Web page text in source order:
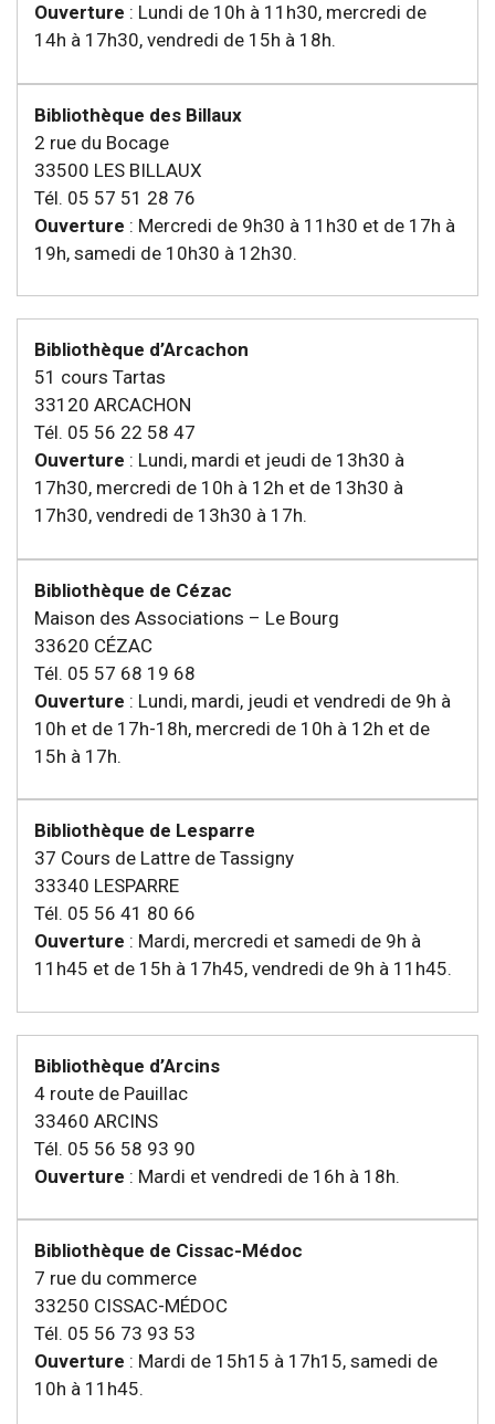
Ouverture : Lundi de 10h à 11h30, mercredi de
14h à 17h30, vendredi de 15h à 18h.
Bibliothèque des Billaux
2 rue du Bocage
33500 LES BILLAUX
Tél. 05 57 51 28 76
Ouverture : Mercredi de 9h30 à 11h30 et de 17h à
19h, samedi de 10h30 à 12h30.
Bibliothèque d’Arcachon
51 cours Tartas
33120 ARCACHON
Tél. 05 56 22 58 47
Ouverture : Lundi, mardi et jeudi de 13h30 à
17h30, mercredi de 10h à 12h et de 13h30 à
17h30, vendredi de 13h30 à 17h.
Bibliothèque de Cézac
Maison des Associations – Le Bourg
33620 CÉZAC
Tél. 05 57 68 19 68
Ouverture : Lundi, mardi, jeudi et vendredi de 9h à
10h et de 17h-18h, mercredi de 10h à 12h et de
15h à 17h.
Bibliothèque de Lesparre
37 Cours de Lattre de Tassigny
33340 LESPARRE
Tél. 05 56 41 80 66
Ouverture : Mardi, mercredi et samedi de 9h à
11h45 et de 15h à 17h45, vendredi de 9h à 11h45.
Bibliothèque d’Arcins
4 route de Pauillac
33460 ARCINS
Tél. 05 56 58 93 90
Ouverture : Mardi et vendredi de 16h à 18h.
Bibliothèque de Cissac-Médoc
7 rue du commerce
33250 CISSAC-MÉDOC
Tél. 05 56 73 93 53
Ouverture : Mardi de 15h15 à 17h15, samedi de
10h à 11h45.